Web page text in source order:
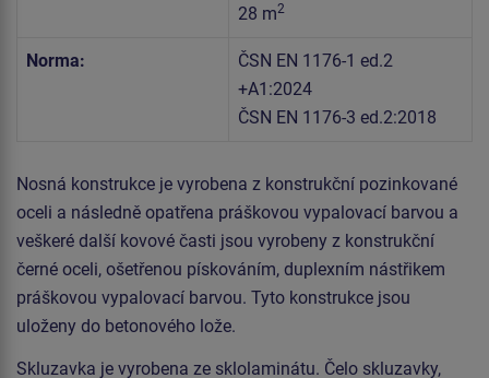
28 m2
Norma:
ČSN EN 1176-1 ed.2
+A1:2024
ČSN EN 1176-3 ed.2:2018
Nosná konstrukce je vyrobena z konstrukční pozinkované
oceli a následně opatřena práškovou vypalovací barvou a
veškeré další kovové časti jsou vyrobeny z konstrukční
černé oceli, ošetřenou pískováním, duplexním nástřikem
práškovou vypalovací barvou. Tyto konstrukce jsou
uloženy do betonového lože.
Skluzavka je vyrobena ze sklolaminátu. Čelo skluzavky,